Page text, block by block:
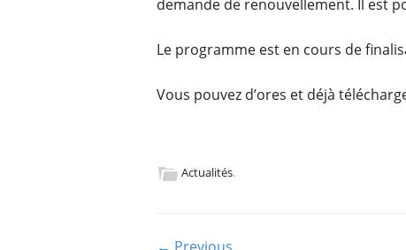
o
k
demande de renouvellement. Il est
Le programme est en cours de
Vous pouvez d’ores et déjà
Actualités.
← Previous